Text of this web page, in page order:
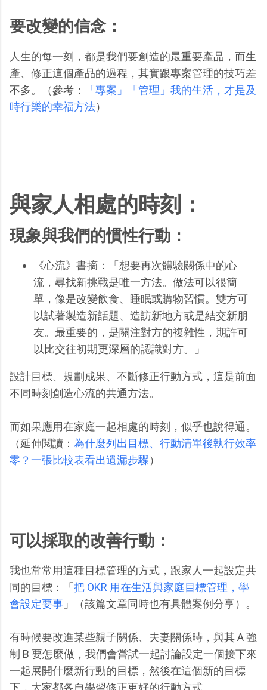
要改變的信念：
人生的每一刻，都是我們要創造的最重要產品，而生
產、修正這個產品的過程，其實跟專案管理的技巧差
不多。（參考：
「專案」「管理」我的生活，才是及
時行樂的幸福方法）
與家人相處的時刻：
現象與我們的慣性行動：
《心流》書摘：「想要再次體驗關係中的心
流，尋找新挑戰是唯一方法。做法可以很簡
單，像是改變飲食、睡眠或購物習慣。雙方可
以試著製造新話題、造訪新地方或是結交新朋
友。最重要的，是關注對方的複雜性，期許可
以比交往初期更深層的認識對方。」
設計目標、規劃成果、不斷修正行動方式，這是前面
不同時刻創造心流的共通方法。
而如果應用在家庭一起相處的時刻，似乎也說得通。
（延伸閱讀： 為什麼列出目標、行動清單後執行效率
零？一張比較表看出遺漏步驟）
可以採取的改善行動：
我也常常用這種目標管理的方式，跟家人一起設定共
同的目標：「 把 OKR 用在生活與家庭目標管理，學
會設定要事 」（該篇文章同時也有具體案例分享）。
有時候要改進某些親子關係、夫妻關係時，與其 A 強
制 B 要怎麼做，我們會嘗試一起討論設定一個接下來
一起展開什麼新行動的目標，然後在這個新的目標
下，大家都各自學習修正更好的行動方式。